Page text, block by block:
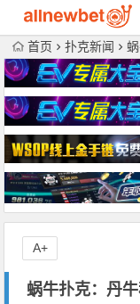
首页 扑克新闻 蜗
蜗牛扑克：丹
A+